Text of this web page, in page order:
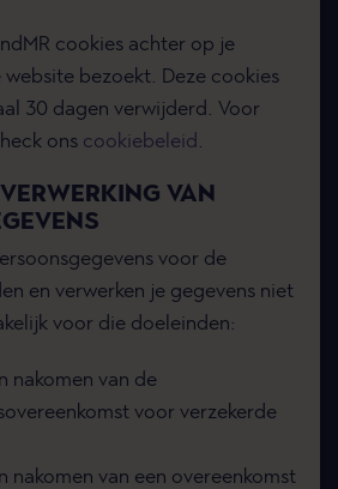
cookies achter op je
bezoekt. Deze cookies
30 dagen verwijderd. Voor
ons cookiebeleid .
VAN
voor de
en verwerken je gegevens niet
voor die doeleinden:
nakomen van de
voor verzekerde
nakomen van een overeenkomst